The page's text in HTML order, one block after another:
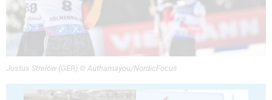
Justus Strelow (GER) © Authamayou/NordicFocus